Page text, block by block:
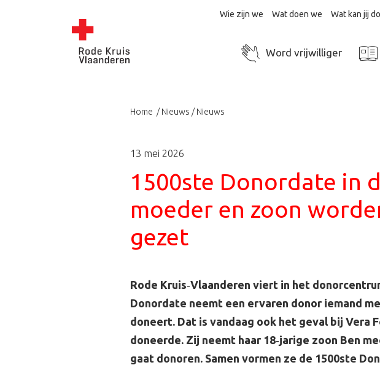
Wie zijn we Wat doen we Wat kan jij
Word vrijwilliger
Home Nieuws Nieuws
13 mei 2026
1500ste Donordate in
moeder en zoon
gezet
Rode Kruis‑Vlaanderen viert in het
Donordate neemt een ervaren donor iemand
doneert. Dat is vandaag ook het geval bij Vera
doneerde. Zij neemt haar 18‑jarige zoon Ben
gaat donoren. Samen vormen ze de 1500ste